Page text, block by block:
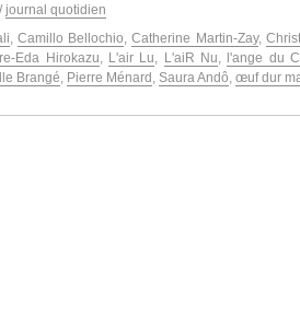
/ journal quotidien
,Camillo Bellochio,Catherine Martin-Zay,
Eda Hirokazu, L'air Lu, L'aiR Nu, l'ange du
Brangé, Pierre Ménard , Saura Andô, œuf dur